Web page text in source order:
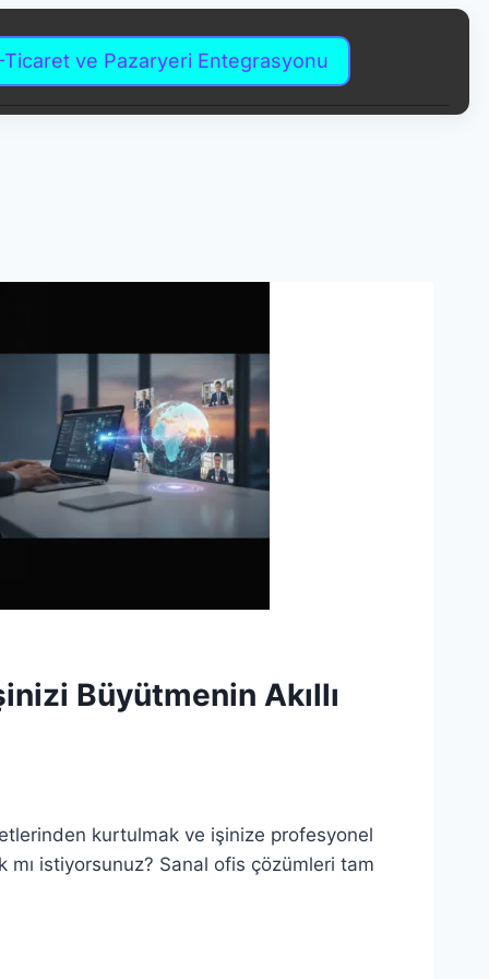
Ticaret ve Pazaryeri Entegrasyonu
Büyütmenin Akıllı
kurtulmak ve işinize profesyonel
mı istiyorsunuz? Sanal ofis çözümleri tam